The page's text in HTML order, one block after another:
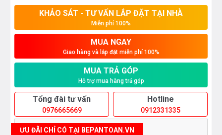
KHẢO SÁT - TƯ VẤN LẮP ĐẶT TẠI NHÀ
Miễn phí 100%
MUA NGAY
Giao hàng và lắp đặt miễn phí 100%
MUA TRẢ GÓP
Hỗ trợ mua hàng trả góp
Tổng đài tư vấn
0976665669
Hotline
0912331335
ƯU ĐÃI CHỈ CÓ TẠI BEPANTOAN.VN